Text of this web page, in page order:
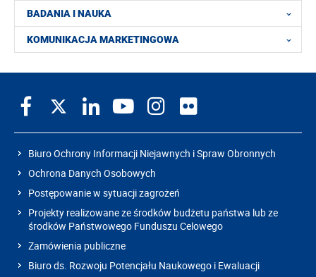
BADANIA I NAUKA
KOMUNIKACJA MARKETINGOWA
Biuro Ochrony Informacji Niejawnych i Spraw Obronnych
Ochrona Danych Osobowych
Postępowanie w sytuacji zagrożeń
Projekty realizowane ze środków budżetu państwa lub ze
środków Państwowego Funduszu Celowego
Zamówienia publiczne
Biuro ds. Rozwoju Potencjału Naukowego i Ewaluacji